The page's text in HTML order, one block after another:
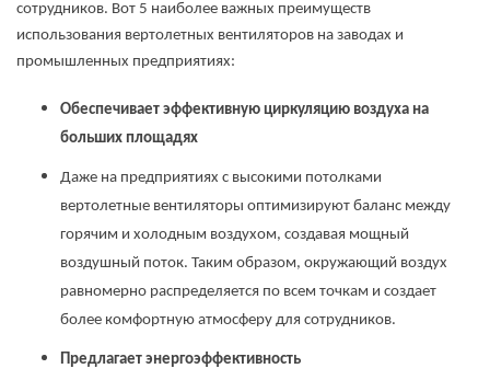
сотрудников. Вот 5 наиболее важных преимуществ
использования вертолетных вентиляторов на заводах и
промышленных предприятиях:
Обеспечивает эффективную циркуляцию воздуха на
больших площадях
Даже на предприятиях с высокими потолками
вертолетные вентиляторы оптимизируют баланс между
горячим и холодным воздухом, создавая мощный
воздушный поток. Таким образом, окружающий воздух
равномерно распределяется по всем точкам и создает
более комфортную атмосферу для сотрудников.
Предлагает энергоэффективность